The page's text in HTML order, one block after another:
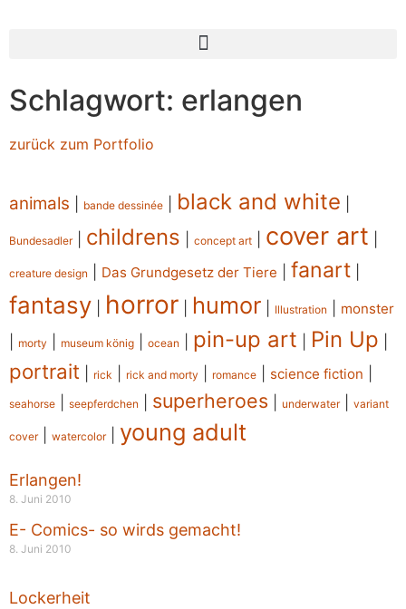
Schlagwort: erlangen
zurück zum Portfolio
animals bande dessinée black and white
Bundesadler| childrens concept art cover art
creature design Das Grundgesetz der Tiere fanart
fantasy horror humor Illustration monster
morty museum könig ocean pin-up art Pin Up
portrait rick rick and morty romance science fiction
seahorse seepferdchen superheroes underwater| variant
cover| watercolor| young adult
Erlangen!
8. Juni 2010
E- Comics- so wirds gemacht!
8. Juni 2010
Lockerheit